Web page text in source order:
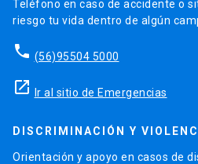
Teléfono en caso de accidente o
riesgo tu vida dentro de algún
phone (56)95504 5000
launch Ir al sitio de Emergencias
DISCRIMINACIÓN Y
Orientación y apoyo en casos de